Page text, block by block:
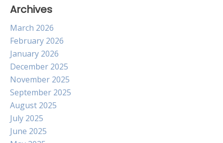
Archives
March 2026
February 2026
January 2026
December 2025
November 2025
September 2025
August 2025
July 2025
June 2025